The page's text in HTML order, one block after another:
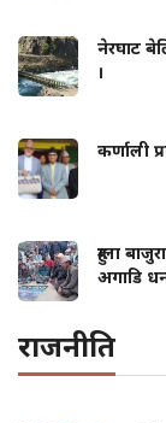
नेरघाट
।
कर्णाली
हुम्ला
अगाडि
राजनीति